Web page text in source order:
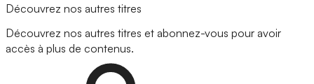
Découvrez nos autres titres
Découvrez nos autres titres et abonnez-vous pour avoir
accès à plus de contenus.